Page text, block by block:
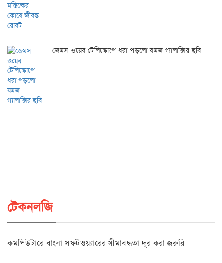
জেমস ওয়েব টেলিস্কোপে ধরা পড়লো যমজ গ্যালাক্সির ছবি
টেকনলজি
কমপিউটারে বাংলা সফটওয়্যারের সীমাবদ্ধতা দূর করা জরুরি